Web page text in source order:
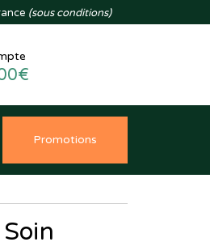
(sous conditions)
Promotions